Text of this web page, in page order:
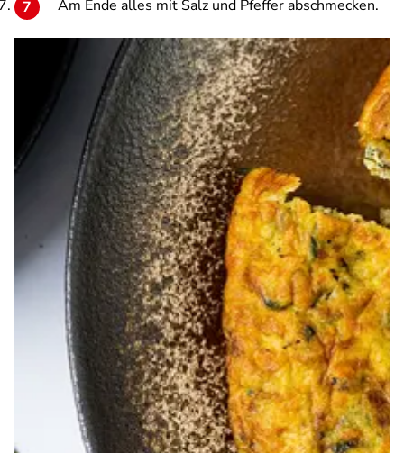
Am Ende alles mit Salz und Pfeffer abschmecken.